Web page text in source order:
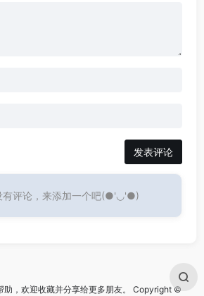
发表评论
有评论，来添加一个吧(●'◡'●)
助，欢迎收藏并分享给更多朋友。 Copyright ©